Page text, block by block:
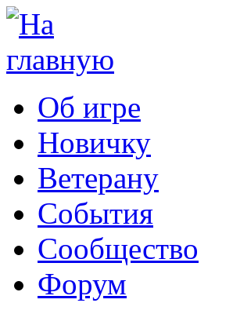
Об игре
Новичку
Ветерану
События
Сообщество
Форум